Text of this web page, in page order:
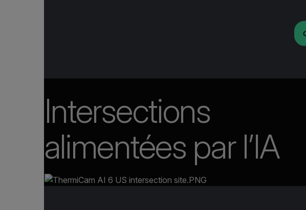
Intersections
alimentées par l’IA